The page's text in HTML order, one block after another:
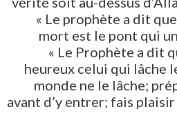
« Le prophète a dit
mort est le pont qui
« Le Prophète a dit
heureux celui qui lâche
monde ne le lâche;
avant d’y entrer; fais